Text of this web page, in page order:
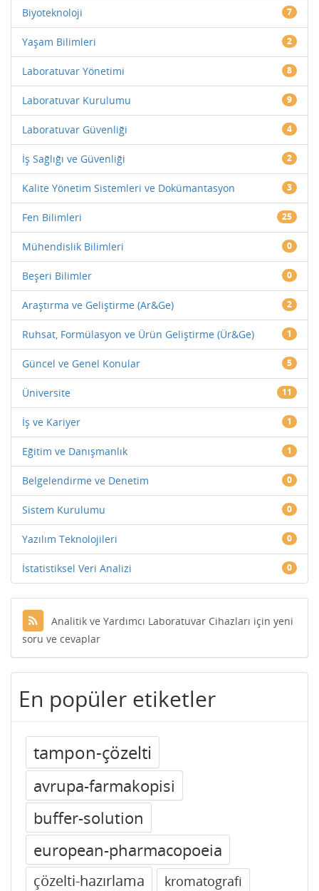
Biyoteknoloji 7
Yaşam Bilimleri 2
Laboratuvar Yönetimi 8
Laboratuvar Kurulumu 9
Laboratuvar Güvenliği 4
İş Sağlığı ve Güvenliği 2
Kalite Yönetim Sistemleri ve Dokümantasyon 3
Fen Bilimleri 25
Mühendislik Bilimleri 0
Beşeri Bilimler 0
Araştırma ve Geliştirme (Ar&Ge) 2
Ruhsat, Formülasyon ve Ürün Geliştirme (Ür&Ge) 1
Güncel ve Genel Konular 5
Üniversite 11
İş ve Kariyer 1
Eğitim ve Danışmanlık 1
Belgelendirme ve Denetim 0
Sistem Kurulumu 0
Yazılım Teknolojileri 0
İstatistiksel Veri Analizi 0
Analitik ve Yardımcı Laboratuvar Cihazları için yeni
soru ve cevaplar
En popüler etiketler
tampon-çözelti
avrupa-farmakopisi
buffer-solution
european-pharmacopoeia
çözelti-hazırlama kromatografi